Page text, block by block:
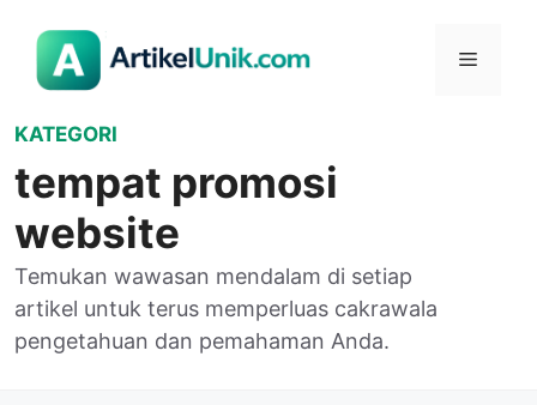
Menu
KATEGORI
tempat promosi
website
Temukan wawasan mendalam di setiap
artikel untuk terus memperluas cakrawala
pengetahuan dan pemahaman Anda.